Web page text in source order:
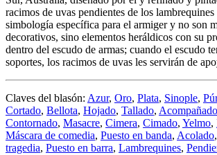
racimos de uvas pendientes de los lambrequines
simbología específica para el armiger y no son
decorativos, sino elementos heráldicos con su
dentro del escudo de armas; cuando el escudo
soportes, los racimos de uvas les servirán de
Claves del blasón: Azur, Oro, Plata, Sinople,
Cortado, Bellota, Hojado, Tallado, Acompañado
Contornado, Masacre, Cimera, Cimado, Yelmo,
Máscara de comedia, Puesto en banda, Acolado,
tragedia, Puesto en barra, Lambrequines,